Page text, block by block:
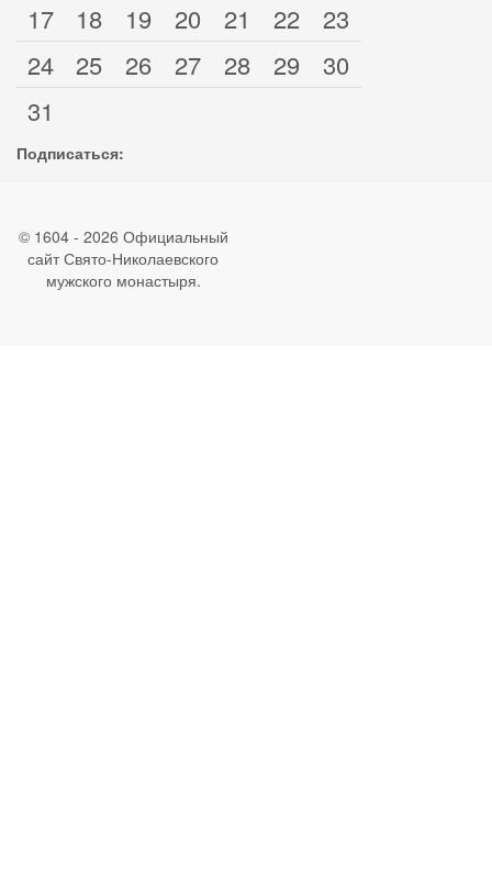
17
18 19 20 21 22
23
24
25 26 27 28 29
30
31
Подписаться:
© 1604 - 2026 Официальный
сайт Свято-Николаевского
мужского монастыря.